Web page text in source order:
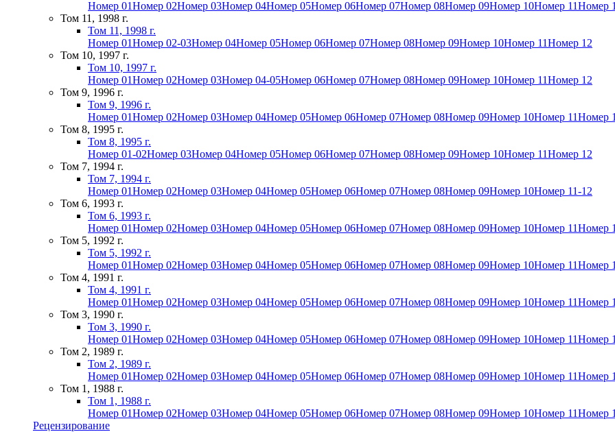
Номер 01Номер 02Номер 03Номер 04Номер 05Номер 06Номер 07Номер 08Номер 09Номер 10Номер 11Номер
Том 11, 1998 г.
Том 11, 1998 г.
Номер 01Номер 02-03Номер 04Номер 05Номер 06Номер 07Номер 08Номер 09Номер 10Номер 11Номер 12
Том 10, 1997 г.
Том 10, 1997 г.
Номер 01Номер 02Номер 03Номер 04-05Номер 06Номер 07Номер 08Номер 09Номер 10Номер 11Номер 12
Том 9, 1996 г.
Том 9, 1996 г.
Номер 01Номер 02Номер 03Номер 04Номер 05Номер 06Номер 07Номер 08Номер 09Номер 10Номер 11Номер
Том 8, 1995 г.
Том 8, 1995 г.
Номер 01-02Номер 03Номер 04Номер 05Номер 06Номер 07Номер 08Номер 09Номер 10Номер 11Номер 12
Том 7, 1994 г.
Том 7, 1994 г.
Номер 01Номер 02Номер 03Номер 04Номер 05Номер 06Номер 07Номер 08Номер 09Номер 10Номер 11-12
Том 6, 1993 г.
Том 6, 1993 г.
Номер 01Номер 02Номер 03Номер 04Номер 05Номер 06Номер 07Номер 08Номер 09Номер 10Номер 11Номер
Том 5, 1992 г.
Том 5, 1992 г.
Номер 01Номер 02Номер 03Номер 04Номер 05Номер 06Номер 07Номер 08Номер 09Номер 10Номер 11Номер
Том 4, 1991 г.
Том 4, 1991 г.
Номер 01Номер 02Номер 03Номер 04Номер 05Номер 06Номер 07Номер 08Номер 09Номер 10Номер 11Номер
Том 3, 1990 г.
Том 3, 1990 г.
Номер 01Номер 02Номер 03Номер 04Номер 05Номер 06Номер 07Номер 08Номер 09Номер 10Номер 11Номер
Том 2, 1989 г.
Том 2, 1989 г.
Номер 01Номер 02Номер 03Номер 04Номер 05Номер 06Номер 07Номер 08Номер 09Номер 10Номер 11Номер
Том 1, 1988 г.
Том 1, 1988 г.
Номер 01Номер 02Номер 03Номер 04Номер 05Номер 06Номер 07Номер 08Номер 09Номер 10Номер 11Номер
Рецензирование